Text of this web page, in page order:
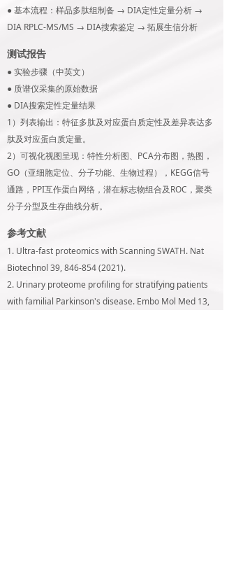
● 基本流程：样品多肽组制备 → DIA定性定量分析 →
DIA RPLC-MS/MS → DIA搜索鉴定 → 拓展生信分析
测试报告
● 实验步骤（中英文）
● 质谱仪采集的原始数据
● DIA搜索定性定量结果
1）列表输出：特征多肽及对应蛋白质定性及差异表达多
肽及对应蛋白质定量。
2）可视化视图呈现：特性分析图、PCA分布图，热图，
GO（亚细胞定位、分子功能、生物过程），KEGG信号
通路，PPI互作蛋白网络，潜在标志物组合及ROC，聚类
分子分型及生存曲线分析。
参考文献
1. Ultra-fast proteomics with Scanning SWATH. Nat
Biotechnol 39, 846-854 (2021).
2. Urinary proteome profiling for stratifying patients
with familial Parkinson's disease. Embo Mol Med 13,